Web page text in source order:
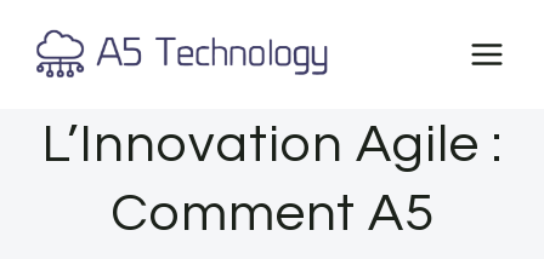
L’Innovation Agile :
Comment A5